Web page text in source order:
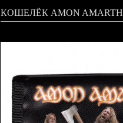
КОШЕЛЁК AMON AMARTH